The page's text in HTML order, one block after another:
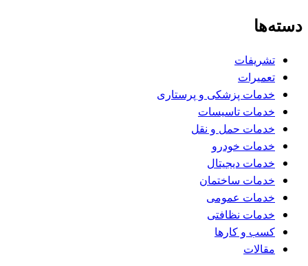
دسته‌ها
تشریفات
تعمیرات
خدمات پزشکی و پرستاری
خدمات تاسیسات
خدمات حمل و نقل
خدمات خودرو
خدمات دیجیتال
خدمات ساختمان
خدمات عمومی
خدمات نظافتی
کسب و کارها
مقالات